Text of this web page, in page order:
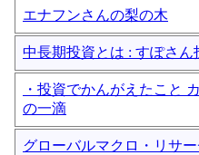
エナフンさんの梨の木
中長期投資とは : すぽさん
・投資でかんがえたこと
の一滴
グローバルマクロ・リサ